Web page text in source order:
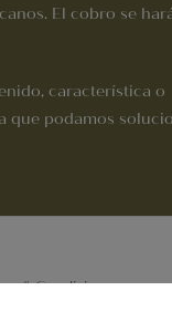
El cobro se
característica o
que podamos
& Condiciones.